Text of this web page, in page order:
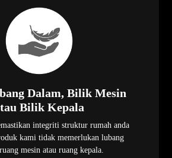
Dalam, Bilik Mesin
Bilik Kepala
integriti struktur rumah anda
kami tidak memerlukan lubang
mesin atau ruang kepala.